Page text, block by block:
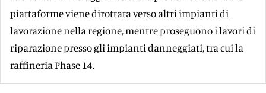
piattaforme viene dirottata verso altri impianti di
lavorazione nella regione, mentre proseguono i lavori di
riparazione presso gli impianti danneggiati, tra cui la
raffineria Phase 14.